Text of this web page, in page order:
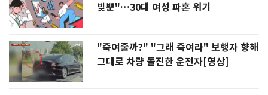
빚뿐"…30대 여성 파혼 위기
"죽여줄까?" "그래 죽여라" 보행자 향해
그대로 차량 돌진한 운전자[영상]